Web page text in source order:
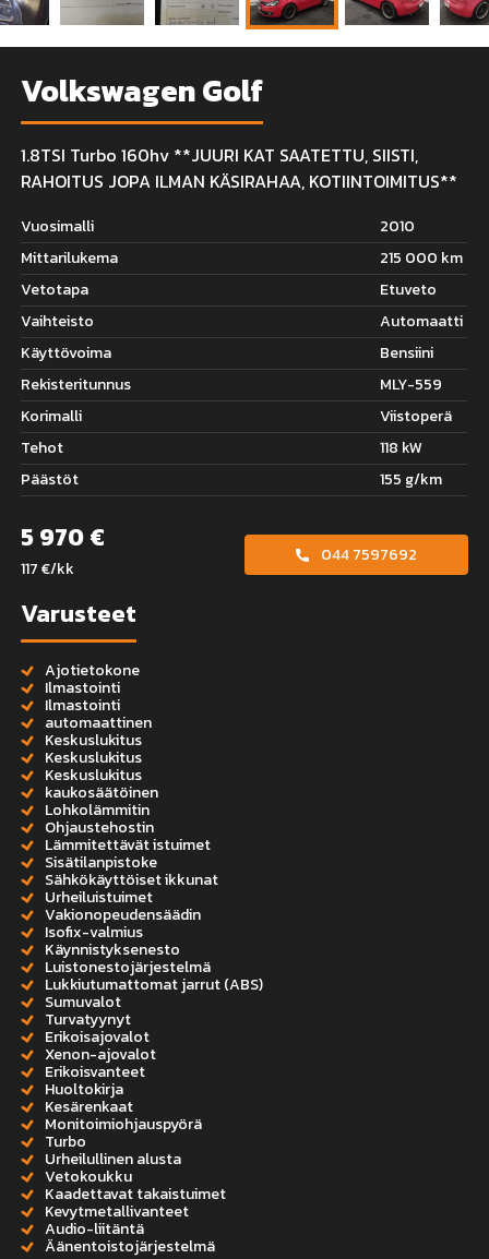
Volkswagen Golf
1.8TSI Turbo 160hv **JUURI KAT SAATETTU, SIISTI,
RAHOITUS JOPA ILMAN KÄSIRAHAA, KOTIINTOIMITUS**
Vuosimalli
2010
Mittarilukema
215 000 km
Vetotapa
Etuveto
Vaihteisto
Automaatti
Käyttövoima
Bensiini
Rekisteritunnus
MLY-559
Korimalli
Viistoperä
Tehot
118 kW
Päästöt
155 g/km
5 970 €
117 €/kk
044 7597692
Varusteet
Ajotietokone
Ilmastointi
Ilmastointi
automaattinen
Keskuslukitus
Keskuslukitus
Keskuslukitus
kaukosäätöinen
Lohkolämmitin
Ohjaustehostin
Lämmitettävät istuimet
Sisätilanpistoke
Sähkökäyttöiset ikkunat
Urheiluistuimet
Vakionopeudensäädin
Isofix-valmius
Käynnistyksenesto
Luistonestojärjestelmä
Lukkiutumattomat jarrut (ABS)
Sumuvalot
Turvatyynyt
Erikoisajovalot
Xenon-ajovalot
Erikoisvanteet
Huoltokirja
Kesärenkaat
Monitoimiohjauspyörä
Turbo
Urheilullinen alusta
Vetokoukku
Kaadettavat takaistuimet
Kevytmetallivanteet
Audio-liitäntä
Äänentoistojärjestelmä